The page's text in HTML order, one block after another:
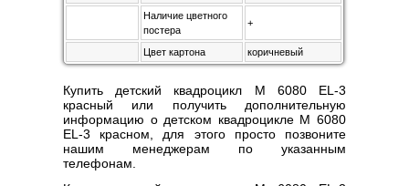
Наличие цветного
постера
+
Цвет картона коричневый
Купить детский квадроцикл M 6080 EL-3
красный или получить дополнительную
информацию о детском квадроцикле M 6080
EL-3 красном, для этого просто позвоните
нашим менеджерам по указанным
телефонам.